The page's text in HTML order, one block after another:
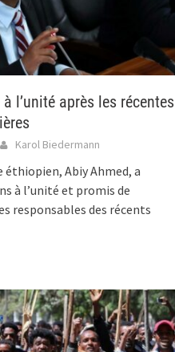
l’unité après les récentes
Karol Biedermann
Abiy Ahmed, a
à l’unité et promis de
responsables des récents